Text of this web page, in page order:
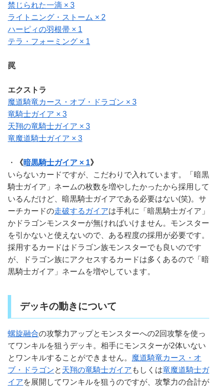
禁じられた一滴 × 3
ライトニング・ストーム × 2
ハーピィの羽根帚 × 1
テラ・フォーミング × 1
罠
エクストラ
魔道騎竜カース・オブ・ドラゴン × 3
竜騎士ガイア × 3
天翔の竜騎士ガイア × 3
竜魔道騎士ガイア × 3
・ 《暗黒騎士ガイア × 1》
いらないカードですが、こだわりで入れています。「暗黒
騎士ガイア」ネームの枚数を増やしたかったから採用して
いるんだけど、暗黒騎士ガイアである必要はない(笑)。サ
ーチカードの走破するガイアは手札に「暗黒騎士ガイア」
かドラゴンモンスターが無ければいけません。モンスター
を引かないと使えないので、ある程度の採用が必要です。
採用するカードはドラゴン族モンスターでも良いのです
が、ドラゴン族にアクセスするカードは多くあるので「暗
黒騎士ガイア」ネームを増やしています。
デッキの動きについて
螺旋融合の攻撃力アップとモンスターへの2回攻撃を使っ
てワンキルを狙うデッキ。相手にモンスターが2体いない
とワンキルすることができません。 魔道騎竜カース・オ
ブ・ドラゴンと 天翔の竜騎士ガイア もしくは竜魔道騎士ガ
イアを展開してワンキルを狙うのですが、攻撃力の合計が